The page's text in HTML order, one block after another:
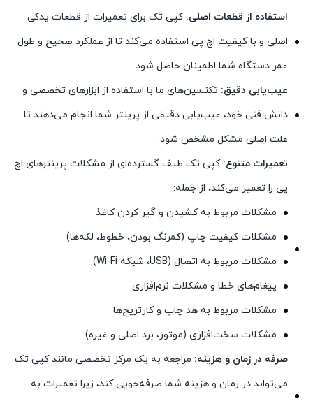
استفاده از قطعات اصلی: کپی تک برای تعمیرات از قطعات یدکی
اصلی و با کیفیت اچ پی استفاده می‌کند تا از عملکرد صحیح و طول
عمر دستگاه شما اطمینان حاصل شود.
عیب‌یابی دقیق: تکنسین‌های ما با استفاده از ابزارهای تخصصی و
دانش فنی خود، عیب‌یابی دقیقی از پرینتر شما انجام می‌دهند تا
علت اصلی مشکل مشخص شود.
تعمیرات متنوع: کپی تک طیف گسترده‌ای از مشکلات پرینترهای اچ
پی را تعمیر می‌کند، از جمله:
مشکلات مربوط به کشیدن و گیر کردن کاغذ
مشکلات کیفیت چاپ (کمرنگ بودن، خطوط، لکه‌ها)
مشکلات مربوط به اتصال (USB، شبکه Wi-Fi)
پیغام‌های خطا و مشکلات نرم‌افزاری
مشکلات مربوط به هد چاپ و کارتریج‌ها
مشکلات سخت‌افزاری (موتور، برد اصلی و غیره)
صرفه در زمان و هزینه: مراجعه به یک مرکز تخصصی مانند کپی تک
می‌تواند در زمان و هزینه شما صرفه‌جویی کند، زیرا تعمیرات به